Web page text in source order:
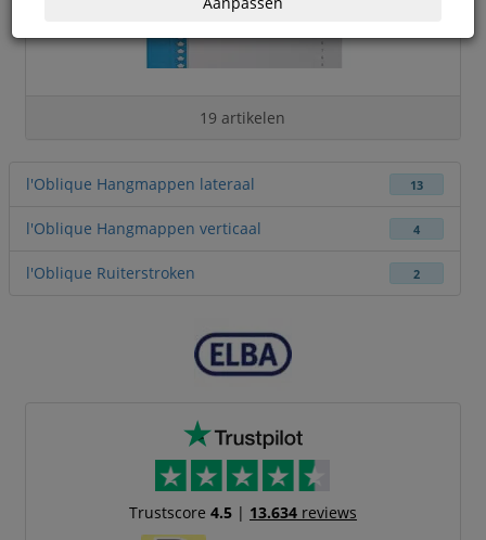
19 artikelen
l'Oblique Hangmappen lateraal 13
l'Oblique Hangmappen verticaal 4
l'Oblique Ruiterstroken 2
Trustscore 4.5| 13.634reviews